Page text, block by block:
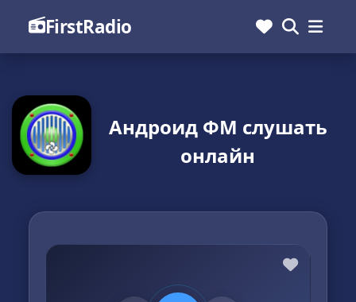
FirstRadio
Андроид ФМ слушать
онлайн